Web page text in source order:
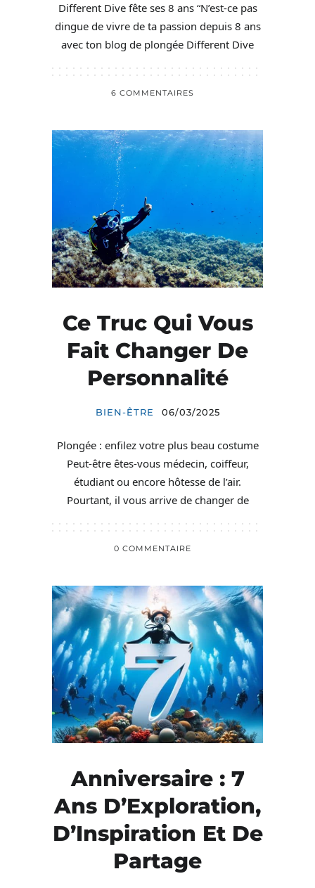
Different Dive fête ses 8 ans “N’est-ce pas
dingue de vivre de ta passion depuis 8 ans
avec ton blog de plongée Different Dive
6 COMMENTAIRES
Ce Truc Qui Vous
Fait Changer De
Personnalité
BIEN-ÊTRE 06/03/2025
Plongée : enfilez votre plus beau costume
Peut-être êtes-vous médecin, coiffeur,
étudiant ou encore hôtesse de l’air.
Pourtant, il vous arrive de changer de
0 COMMENTAIRE
Anniversaire : 7
Ans D’Exploration,
D’Inspiration Et De
Partage